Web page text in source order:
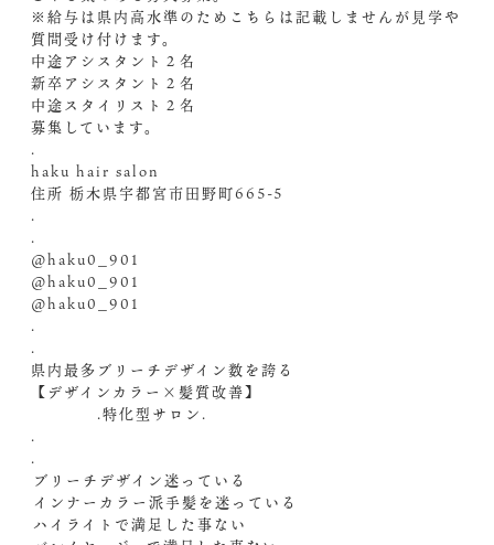
※給与は県内高水準のためこちらは記載しませんが見学や
質問受け付けます。
中途アシスタント２名
新卒アシスタント２名
中途スタイリスト２名
募集しています。
.
haku hair salon
住所 栃木県宇都宮市田野町665-5
.
.
@haku0_901
@haku0_901
@haku0_901
.
.
県内最多ブリーチデザイン数を誇る
【デザインカラー×髪質改善】
.特化型サロン.
.
.
️ブリーチデザイン迷っている
️インナーカラー派手髪を迷っている
️ハイライトで満足した事ない